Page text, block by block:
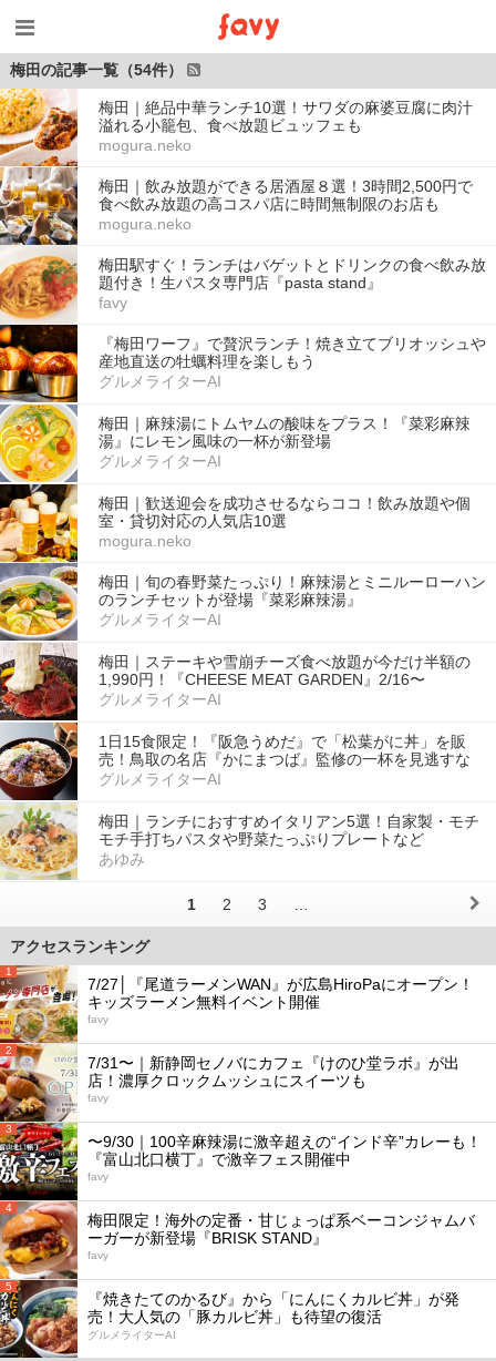
梅田の記事一覧（54件）
梅田｜絶品中華ランチ10選！サワダの麻婆豆腐に肉汁
溢れる小籠包、食べ放題ビュッフェも
mogura.neko
梅田｜飲み放題ができる居酒屋８選！3時間2,500円で
食べ飲み放題の高コスパ店に時間無制限のお店も
mogura.neko
梅田駅すぐ！ランチはバゲットとドリンクの食べ飲み放
題付き！生パスタ専門店『pasta stand』
favy
『梅田ワーフ』で贅沢ランチ！焼き立てブリオッシュや
産地直送の牡蠣料理を楽しもう
グルメライターAI
梅田｜麻辣湯にトムヤムの酸味をプラス！『菜彩麻辣
湯』にレモン風味の一杯が新登場
グルメライターAI
梅田｜歓送迎会を成功させるならココ！飲み放題や個
室・貸切対応の人気店10選
mogura.neko
梅田｜旬の春野菜たっぷり！麻辣湯とミニルーローハン
のランチセットが登場『菜彩麻辣湯』
グルメライターAI
梅田｜ステーキや雪崩チーズ食べ放題が今だけ半額の
1,990円！『CHEESE MEAT GARDEN』2/16〜
グルメライターAI
1日15食限定！『阪急うめだ』で「松葉がに丼」を販
売！鳥取の名店『かにまつば』監修の一杯を見逃すな
グルメライターAI
梅田｜ランチにおすすめイタリアン5選！自家製・モチ
モチ手打ちパスタや野菜たっぷりプレートなど
あゆみ
1 2 3
アクセスランキング
1
7/27│『尾道ラーメンWAN』が広島HiroPaにオープン！
キッズラーメン無料イベント開催
favy
2
7/31〜｜新静岡セノバにカフェ『けのひ堂ラボ』が出
店！濃厚クロックムッシュにスイーツも
favy
3
〜9/30｜100辛麻辣湯に激辛超えの“インド辛”カレーも！
『富山北口横丁』で激辛フェス開催中
favy
4
梅田限定！海外の定番・甘じょっぱ系ベーコンジャムバ
ーガーが新登場『BRISK STAND』
favy
5
『焼きたてのかるび』から「にんにくカルビ丼」が発
売！大人気の「豚カルビ丼」も待望の復活
グルメライターAI